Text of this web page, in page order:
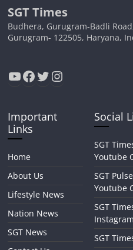
SGT Times
Budhera, Gurugram-Badli
Gurugram- 122505, Haryana,
YouTube
Facebook
Twitter
Instagram
Important
Links
Home
About Us
Lifestyle News
Nation News
SGT News
Social
SGT
Youtube
SGT
Youtube
SGT
Instagram
SGT